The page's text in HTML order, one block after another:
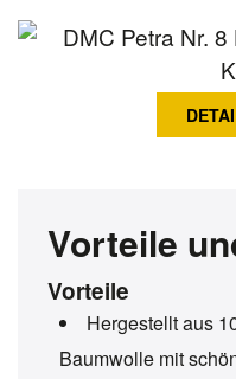
Vorteile
Vorteile
Hergestellt aus
Baumwolle mit